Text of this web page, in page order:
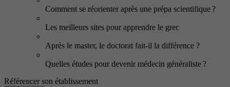
Comment se réorienter après une prépa scientifique ?
Les meilleurs sites pour apprendre le grec
Après le master, le doctorat fait-il la différence ?
Quelles études pour devenir médecin généraliste ?
Référencer son établissement